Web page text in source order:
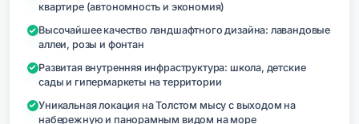
квартире (автономность и экономия)
Высочайшее качество ландшафтного дизайна: лавандовые
аллеи, розы и фонтан
Развитая внутренняя инфраструктура: школа, детские
сады и гипермаркеты на территории
Уникальная локация на Толстом мысу с выходом на
набережную и панорамным видом на море